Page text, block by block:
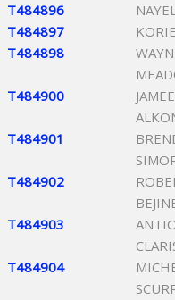
T484896
T484897
T484898
T484900
T484901
T484902
T484903
T484904